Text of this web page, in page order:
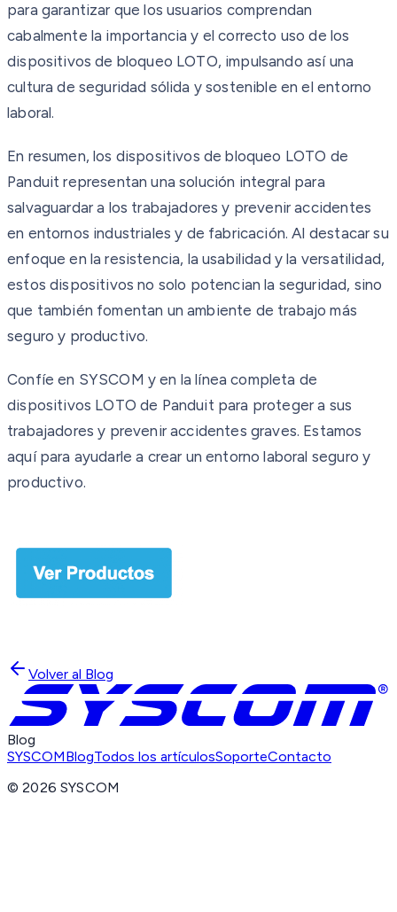
para garantizar que los usuarios comprendan
cabalmente la importancia y el correcto uso de los
dispositivos de bloqueo LOTO, impulsando así una
cultura de seguridad sólida y sostenible en el entorno
laboral.
En resumen, los dispositivos de bloqueo LOTO de
Panduit representan una solución integral para
salvaguardar a los trabajadores y prevenir accidentes
en entornos industriales y de fabricación. Al destacar su
enfoque en la resistencia, la usabilidad y la versatilidad,
estos dispositivos no solo potencian la seguridad, sino
que también fomentan un ambiente de trabajo más
seguro y productivo.
Confíe en SYSCOM y en la línea completa de
dispositivos LOTO de Panduit para proteger a sus
trabajadores y prevenir accidentes graves. Estamos
aquí para ayudarle a crear un entorno laboral seguro y
productivo.
Volver al Blog
Blog
SYSCOMBlogTodos los artículosSoporteContacto
©2026 SYSCOM